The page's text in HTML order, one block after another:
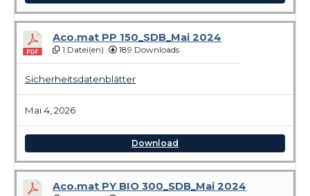
Aco.mat PP 150_SDB_Mai 2024
1 Datei(en) 189 Downloads
Sicherheitsdatenblätter
Mai 4, 2026
Download
Aco.mat PY BIO 300_SDB_Mai 2024